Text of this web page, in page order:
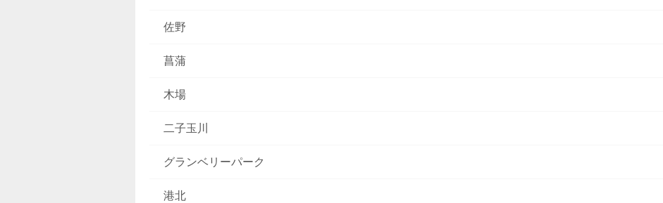
佐野
菖蒲
木場
二子玉川
グランベリーパーク
港北